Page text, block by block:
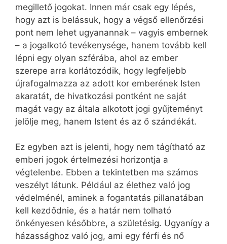
megillető jogokat. Innen már csak egy lépés,
hogy azt is belássuk, hogy a végső ellenőrzési
pont nem lehet ugyanannak – vagyis embernek
– a jogalkotó tevékenysége, hanem tovább kell
lépni egy olyan szférába, ahol az ember
szerepe arra korlátozódik, hogy legfeljebb
újrafogalmazza az adott kor emberének Isten
akaratát, de hivatkozási pontként ne saját
magát vagy az általa alkotott jogi gyűjteményt
jelölje meg, hanem Istent és az ő szándékát.
Ez egyben azt is jelenti, hogy nem tágítható az
emberi jogok értelmezési horizontja a
végtelenbe. Ebben a tekintetben ma számos
veszélyt látunk. Például az élethez való jog
védelménél, aminek a fogantatás pillanatában
kell kezdődnie, és a határ nem tolható
önkényesen későbbre, a születésig. Ugyanígy a
házassághoz való jog, ami egy férfi és nő